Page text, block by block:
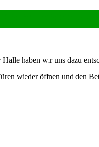
haben wir uns dazu
wieder öffnen und den